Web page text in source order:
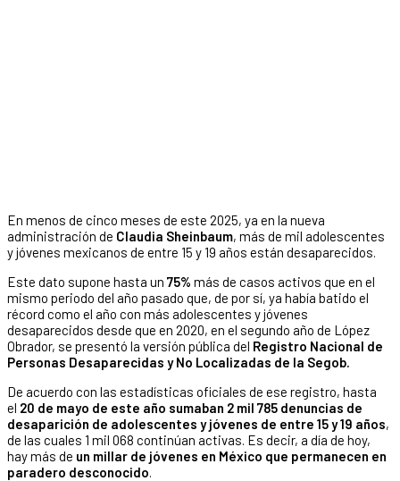
En menos de cinco meses de este 2025, ya en la nueva
administración de Claudia Sheinbaum, más de mil adolescentes
y jóvenes mexicanos de entre 15 y 19 años están desaparecidos.
Este dato supone hasta un 75% más de casos activos que en el
mismo periodo del año pasado que, de por sí, ya había batido el
récord como el año con más adolescentes y jóvenes
desaparecidos desde que en 2020, en el segundo año de López
Obrador, se presentó la versión pública del Registro Nacional de
Personas Desaparecidas y No Localizadas de la Segob.
De acuerdo con las estadísticas oficiales de ese registro, hasta
el 20 de mayo de este año sumaban 2 mil 785 denuncias de
desaparición de adolescentes y jóvenes de entre 15 y 19 años,
de las cuales 1 mil 068 continúan activas. Es decir, a día de hoy,
hay más de un millar de jóvenes en México que permanecen en
paradero desconocido.